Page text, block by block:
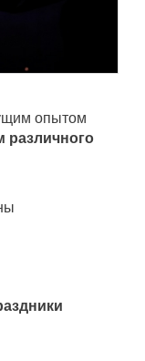
опытом
различного